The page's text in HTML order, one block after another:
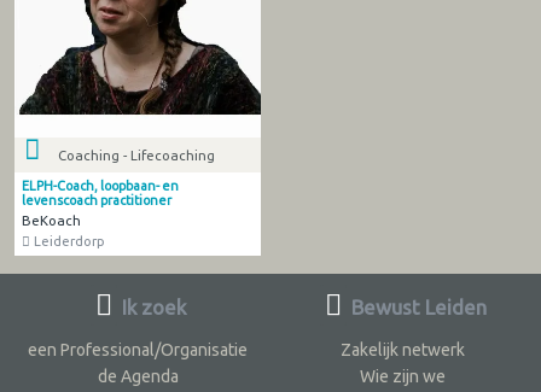
Coaching - Lifecoaching
ELPH-Coach, loopbaan- en
levenscoach practitioner
BeKoach
Leiderdorp
Ik zoek
een Professional/Organisatie
de Agenda
Bewust Leiden
Zakelijk netwerk
Wie zijn we